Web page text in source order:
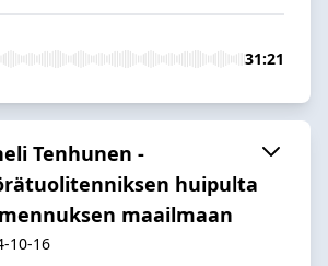
31:21
Tenhunen -
huipulta
maailmaan
10-16